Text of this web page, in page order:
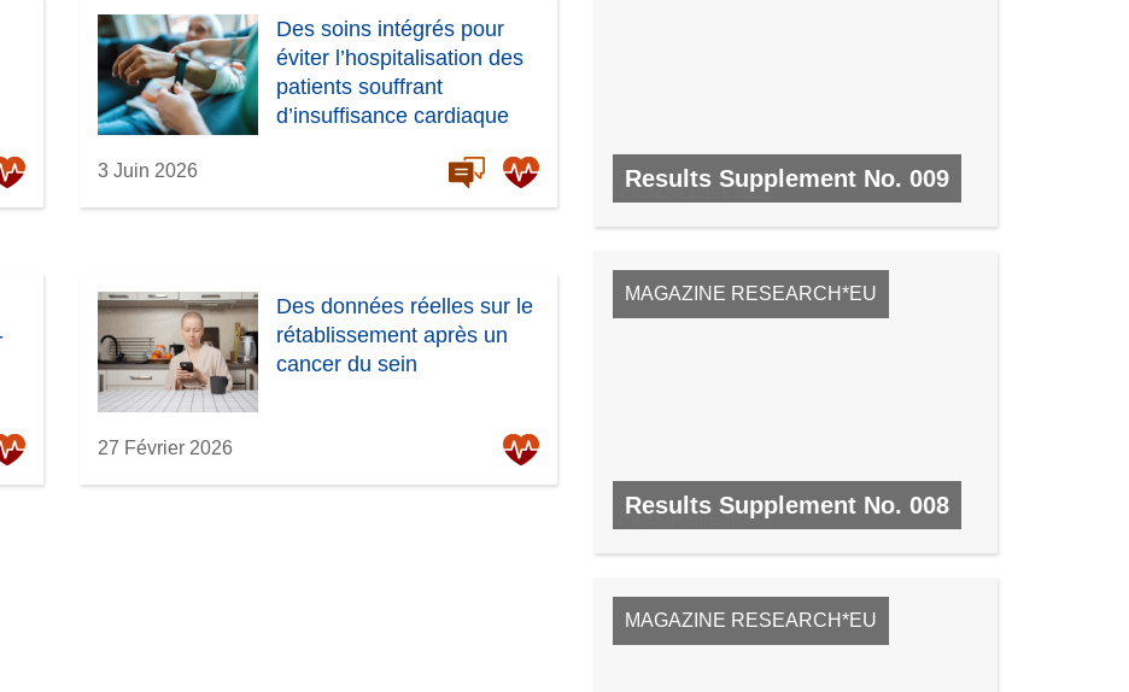
Des soins intégrés pour
éviter l’hospitalisation des
patients souffrant
d’insuffisance cardiaque
3 Juin 2026
Des données réelles sur le
rétablissement après un
cancer du sein
27 Février 2026
Results Supplement No. 009
Nº 9, NOVEMBRE 2008
MAGAZINE RESEARCH*EU
Results Supplement No. 008
Nº 8, OCTOBRE 2008
MAGAZINE RESEARCH*EU